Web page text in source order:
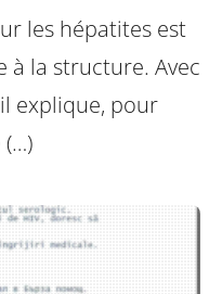
les hépatites est
à la structure. Avec
explique, pour
(…)